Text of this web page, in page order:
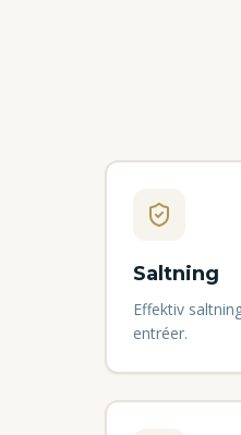
Saltning
Effektiv
entréer.